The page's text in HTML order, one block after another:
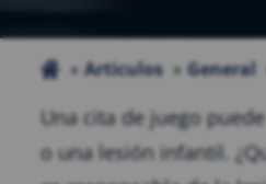
Articulos General
Una cita de juego
o una lesión infantil.